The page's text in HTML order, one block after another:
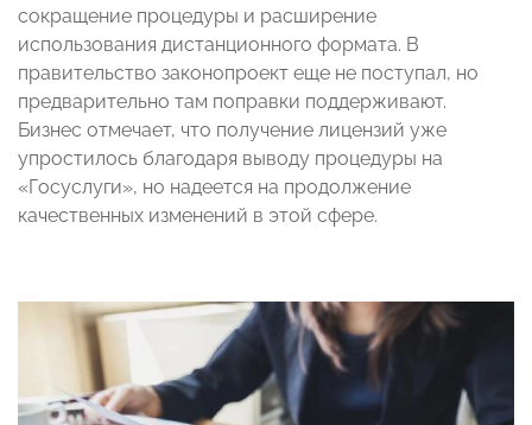
сокращение процедуры и расширение
использования дистанционного формата. В
правительство законопроект еще не поступал, но
предварительно там поправки поддерживают.
Бизнес отмечает, что получение лицензий уже
упростилось благодаря выводу процедуры на
«Госуслуги», но надеется на продолжение
качественных изменений в этой сфере.